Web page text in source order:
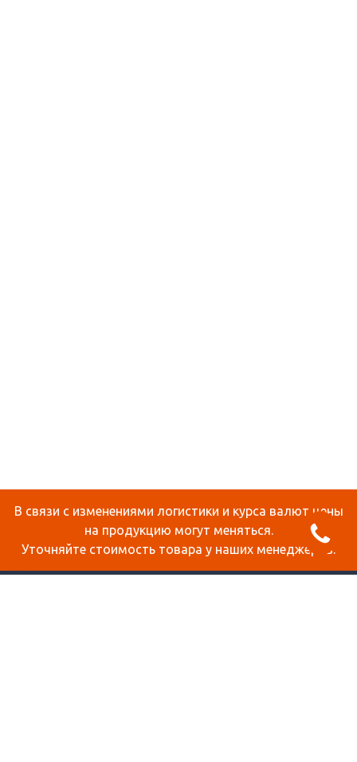
В связи с изменениями логистики и курса валют цены
на продукцию могут меняться.
Уточняйте стоимость товара у наших менеджеров.